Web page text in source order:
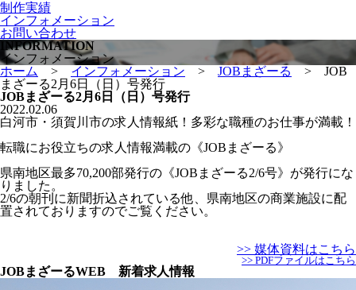
制作実績
インフォメーション
お問い合わせ
INFORMATION
インフォメーション
ホーム
> インフォメーション > JOBまざーる > JOB
まざーる2月6日（日）号発行
JOBまざーる2月6日（日）号発行
2022.02.06
白河市・須賀川市の求人情報紙！多彩な職種のお仕事が満載！
転職にお役立ちの求人情報満載の《JOBまざーる》
県南地区最多70,200部発行の《JOBまざーる2/6号》が発行にな
りました。
2/6の朝刊に新聞折込されている他、県南地区の商業施設に配
置されておりますのでご覧ください。
>> 媒体資料はこちら
>> PDFファイルはこちら
JOBまざーるWEB 新着求人情報